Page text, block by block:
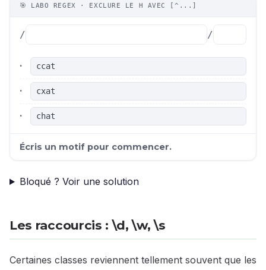
🎯 LABO REGEX · EXCLURE LE H AVEC [^...]
/ /
· ccat
· cxat
· chat
Écris un motif pour commencer.
Bloqué ? Voir une solution
Les raccourcis : \d, \w, \s
Certaines classes reviennent tellement souvent que les